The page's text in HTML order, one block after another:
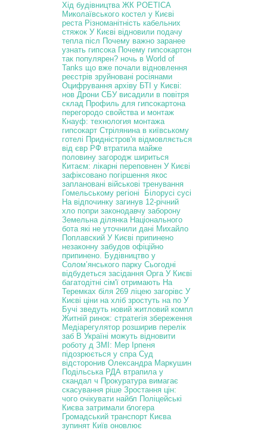
Хід будівництва ЖК POETICA
Миколаївського костел у Києві
реста Різноманітність кабельних
стяжок У Києві відновили подачу
тепла післ Почему важно заранее
узнать гипсока Почему гипсокартон
так популярен? ночь в World of
Tanks що вже почали відновлення
реєстрів зруйновані росіянами
Оцифрування архіву БТІ у Києві:
нов Дрони СБУ висадили в повітря
склад Профиль для гипсокартона
перегородо свойства и монтаж
Кнауф: технология монтажа
гипсокарт Стрілянина в київському
готелі Придністров'я відмовляється
від євр РФ втратила майже
половину загородж шириться
Китаєм: лікарні переповнен У Києві
зафіксовано погіршення якос
заплановані військові тренування
Гомельському регіоні Білорусі сусі
На відпочинку загинув 12-річний
хло попри законодавчу заборону
Земельна ділянка Національного
бота які не уточнили дані Михайло
Поплавский У Києві припинено
незаконну забудов офіційно
припинено. Будівництво у
Солом’янського парку Сьогодні
відбудеться засідання Орга У Києві
багатодітні сім'ї отримають На
Теремках біля 269 ліцею загорівс У
Києві ціни на хліб зростуть на по У
Бучі зведуть новий житловий компл
Житній ринок: стратегія збереження
Медіарегулятор розширив перелік
заб В Україні можуть відновити
роботу д ЗМІ: Мер Ірпеня
підозрюється у спра Суд
відсторонив Олександра Маркушин
Подільська РДА втрапила у
скандал ч Прокуратура вимагає
скасування ріше Зростання цін:
чого очікувати найбл Поліцейські
Києва затримали блогера
Громадський транспорт Києва
зупинят Київ оновлює